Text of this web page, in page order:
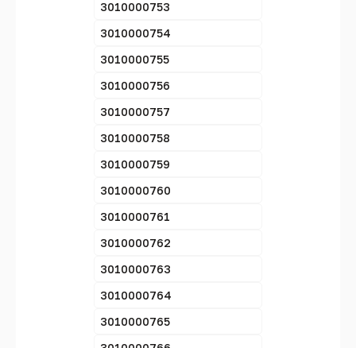
3010000753
3010000754
3010000755
3010000756
3010000757
3010000758
3010000759
3010000760
3010000761
3010000762
3010000763
3010000764
3010000765